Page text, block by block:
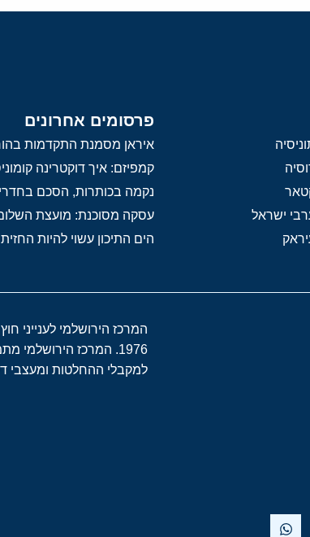
ישראל
פרסומים אחרונים
איראן מסמנת התקדמות
קמפיזם: איך דוקטרינה
נקמה בכותרות, הסכם
עסקה מסוכנת: מועצת
הים התיכון עשוי להיות
המרכז הירושלמי לענייני
1976. המרכז
למקבלי ההחלטות ומעצבי